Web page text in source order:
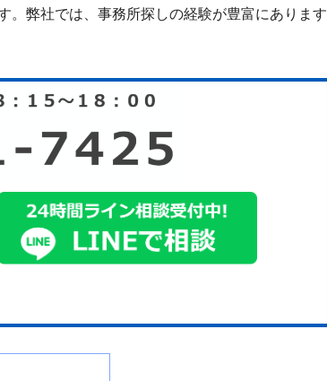
。弊社では、事務所探しの経験が豊富にあります